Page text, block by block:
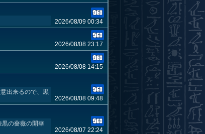
2026/08/09 00:34
2026/08/08 23:17
2026/08/08 14:15
出来るので、黒
2026/08/08 09:48
黒の薔薇の開華
2026/08/07 22:24